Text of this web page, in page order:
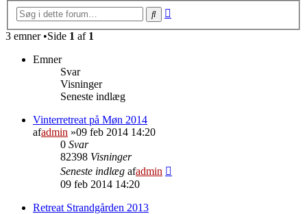
Søg
3 emner •Side 1 af 1
Emner
Svar
Visninger
Seneste indlæg
Vinterretreat på Møn 2014
afadmin »09 feb 2014 14:20
0 Svar
82398 Visninger
Seneste indlæg afadmin
09 feb 2014 14:20
Retreat Strandgården 2013